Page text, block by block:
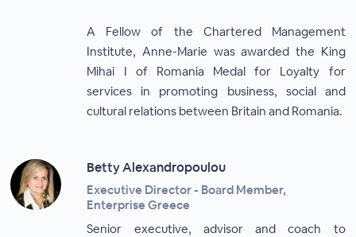
A Fellow of the Chartered Management
Institute, Anne-Marie was awarded the King
Mihai I of Romania Medal for Loyalty for
services in promoting business, social and
cultural relations between Britain and Romania.
Betty Alexandropoulou
Executive Director - Board Member,
Enterprise Greece
Senior executive, advisor and coach to